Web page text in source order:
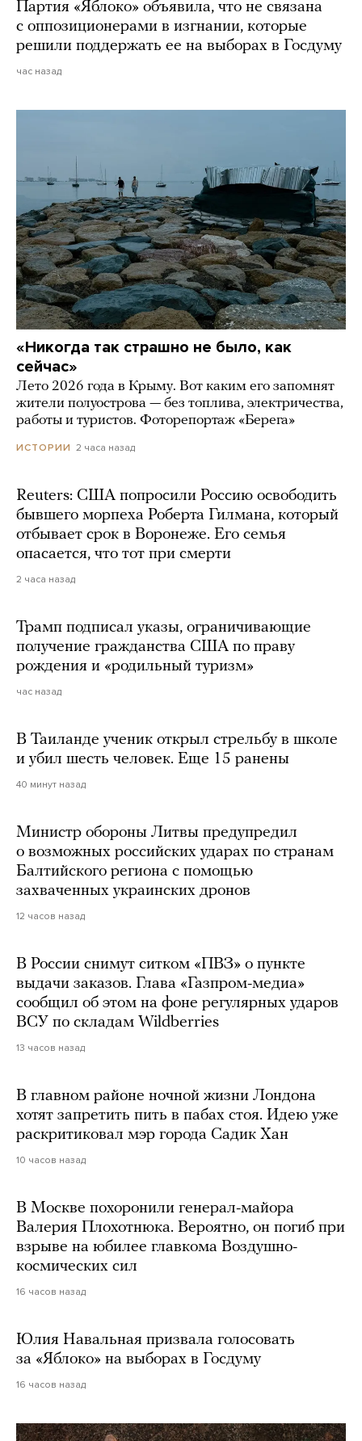
Партия «Яблоко» объявила, что не связана
с оппозиционерами в изгнании, которые
решили поддержать ее на выборах в Госдуму
час назад
«Никогда так страшно не было, как
сейчас»
Лето 2026 года в Крыму. Вот каким его запомнят
жители полуострова — без топлива, электричества,
работы и туристов. Фоторепортаж «Берега»
ИСТОРИИ 2 часа назад
Reuters: США попросили Россию освободить
бывшего морпеха Роберта Гилмана, который
отбывает срок в Воронеже. Его семья
опасается, что тот при смерти
2 часа назад
Трамп подписал указы, ограничивающие
получение гражданства США по праву
рождения и «родильный туризм»
час назад
В Таиланде ученик открыл стрельбу в школе
и убил шесть человек. Еще 15 ранены
40 минут назад
Министр обороны Литвы предупредил
о возможных российских ударах по странам
Балтийского региона с помощью
захваченных украинских дронов
12 часов назад
В России снимут ситком «ПВЗ» о пункте
выдачи заказов. Глава «Газпром-медиа»
сообщил об этом на фоне регулярных ударов
ВСУ по складам Wildberries
13 часов назад
В главном районе ночной жизни Лондона
хотят запретить пить в пабах стоя. Идею уже
раскритиковал мэр города Садик Хан
10 часов назад
В Москве похоронили генерал-майора
Валерия Плохотнюка. Вероятно, он погиб при
взрыве на юбилее главкома Воздушно-
космических сил
16 часов назад
Юлия Навальная призвала голосовать
за «Яблоко» на выборах в Госдуму
16 часов назад